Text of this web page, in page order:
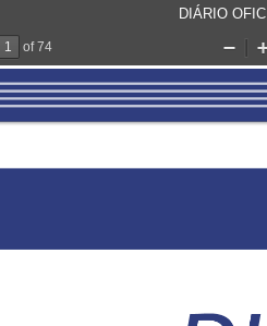
DIÁRIO